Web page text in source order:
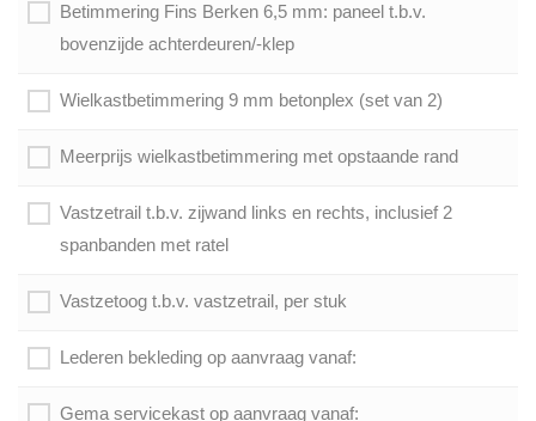
Betimmering Fins Berken 6,5 mm: paneel t.b.v.
bovenzijde achterdeuren/-klep
Wielkastbetimmering 9 mm betonplex (set van 2)
Meerprijs wielkastbetimmering met opstaande rand
Vastzetrail t.b.v. zijwand links en rechts, inclusief 2
spanbanden met ratel
Vastzetoog t.b.v. vastzetrail, per stuk
Lederen bekleding op aanvraag vanaf:
Gema servicekast op aanvraag vanaf: